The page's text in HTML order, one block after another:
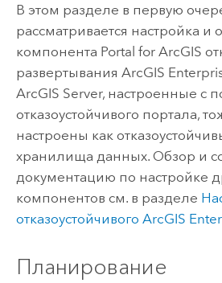
В этом разделе в первую
рассматривается настройка и
компонента Portal for ArcGIS
развертывания ArcGIS
ArcGIS Server, настроенные с
отказоустойчивого портала,
настроены как
хранилища данных. Обзор и
документацию по настройке
компонентов см. в разделе
отказоустойчивого ArcGIS
Планирование